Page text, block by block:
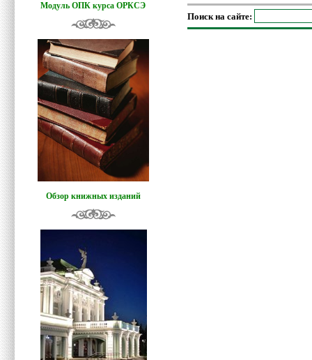
Модуль ОПК курса ОРКСЭ
Обзор книжных изданий
Поиск на сайте: